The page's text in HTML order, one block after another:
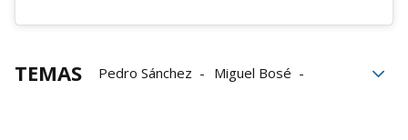
TEMAS Pedro Sánchez
Miguel Bosé